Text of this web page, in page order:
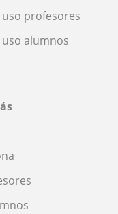
profesores
alumnos